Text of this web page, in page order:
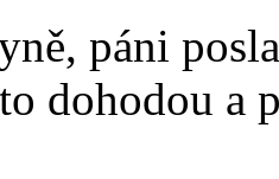
páni
dohodou